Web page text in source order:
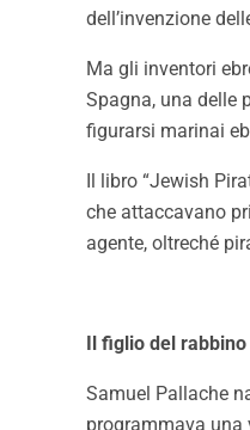
dell’invenzione
Ma gli inventori
Spagna, una delle
figurarsi marinai
Il libro “Jewish
che attaccavano
agente, oltreché
Il figlio del
Samuel Pallache
programmava una